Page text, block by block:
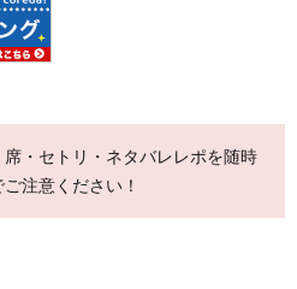
・セトリ・ネタバレレポを随時
注意ください！